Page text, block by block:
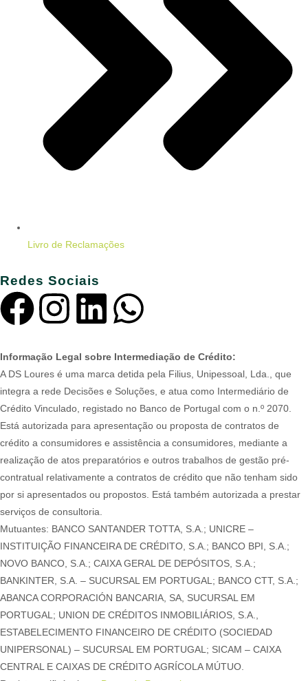
Livro de Reclamações
Redes Sociais
Informação Legal sobre Intermediação de Crédito:
A DS Loures é uma marca detida pela Filius, Unipessoal, Lda., que
integra a rede Decisões e Soluções, e atua como Intermediário de
Crédito Vinculado, registado no Banco de Portugal com o n.º 2070.
Está autorizada para apresentação ou proposta de contratos de
crédito a consumidores e assistência a consumidores, mediante a
realização de atos preparatórios e outros trabalhos de gestão pré-
contratual relativamente a contratos de crédito que não tenham sido
por si apresentados ou propostos. Está também autorizada a prestar
serviços de consultoria.
Mutuantes: BANCO SANTANDER TOTTA, S.A.; UNICRE –
INSTITUIÇÃO FINANCEIRA DE CRÉDITO, S.A.; BANCO BPI, S.A.;
NOVO BANCO, S.A.; CAIXA GERAL DE DEPÓSITOS, S.A.;
BANKINTER, S.A. – SUCURSAL EM PORTUGAL; BANCO CTT, S.A.;
ABANCA CORPORACIÓN BANCARIA, SA, SUCURSAL EM
PORTUGAL; UNION DE CRÉDITOS INMOBILIÁRIOS, S.A.,
ESTABELECIMENTO FINANCEIRO DE CRÉDITO (SOCIEDAD
UNIPERSONAL) – SUCURSAL EM PORTUGAL; SICAM – CAIXA
CENTRAL E CAIXAS DE CRÉDITO AGRÍCOLA MÚTUO.